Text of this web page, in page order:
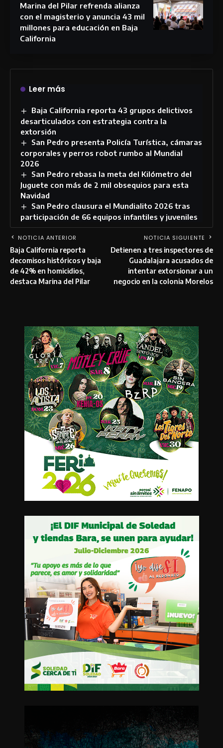
Marina del Pilar refrenda alianza
con el magisterio y anuncia 43 mil
millones para educación en Baja
California
Leer más
Baja California reporta 43 grupos delictivos
desarticulados con estrategia contra la
extorsión
San Pedro presenta Policía Turística, cámaras
corporales y perros robot rumbo al Mundial
2026
San Pedro rebasa la meta del Kilómetro del
Juguete con más de 2 mil obsequios para esta
Navidad
San Pedro clausura el Mundialito 2026 tras
participación de 66 equipos infantiles y juveniles
NOTICIA ANTERIOR
Baja California reporta
decomisos históricos y baja
de 42% en homicidios,
destaca Marina del Pilar
NOTICIA SIGUIENTE
Detienen a tres inspectores de
Guadalajara acusados de
intentar extorsionar a un
negocio en la colonia Morelos